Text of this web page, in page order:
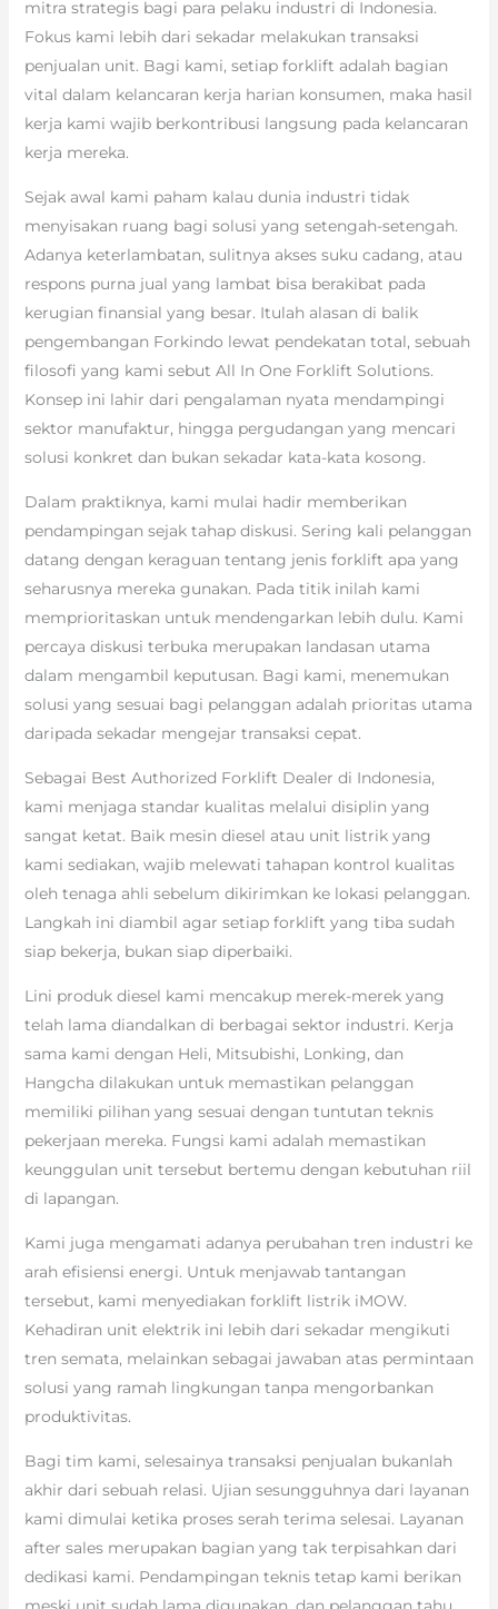
mitra strategis bagi para pelaku industri di Indonesia.
Fokus kami lebih dari sekadar melakukan transaksi
penjualan unit. Bagi kami, setiap forklift adalah bagian
vital dalam kelancaran kerja harian konsumen, maka hasil
kerja kami wajib berkontribusi langsung pada kelancaran
kerja mereka.
Sejak awal kami paham kalau dunia industri tidak
menyisakan ruang bagi solusi yang setengah-setengah.
Adanya keterlambatan, sulitnya akses suku cadang, atau
respons purna jual yang lambat bisa berakibat pada
kerugian finansial yang besar. Itulah alasan di balik
pengembangan Forkindo lewat pendekatan total, sebuah
filosofi yang kami sebut All In One Forklift Solutions.
Konsep ini lahir dari pengalaman nyata mendampingi
sektor manufaktur, hingga pergudangan yang mencari
solusi konkret dan bukan sekadar kata-kata kosong.
Dalam praktiknya, kami mulai hadir memberikan
pendampingan sejak tahap diskusi. Sering kali pelanggan
datang dengan keraguan tentang jenis forklift apa yang
seharusnya mereka gunakan. Pada titik inilah kami
memprioritaskan untuk mendengarkan lebih dulu. Kami
percaya diskusi terbuka merupakan landasan utama
dalam mengambil keputusan. Bagi kami, menemukan
solusi yang sesuai bagi pelanggan adalah prioritas utama
daripada sekadar mengejar transaksi cepat.
Sebagai Best Authorized Forklift Dealer di Indonesia,
kami menjaga standar kualitas melalui disiplin yang
sangat ketat. Baik mesin diesel atau unit listrik yang
kami sediakan, wajib melewati tahapan kontrol kualitas
oleh tenaga ahli sebelum dikirimkan ke lokasi pelanggan.
Langkah ini diambil agar setiap forklift yang tiba sudah
siap bekerja, bukan siap diperbaiki.
Lini produk diesel kami mencakup merek-merek yang
telah lama diandalkan di berbagai sektor industri. Kerja
sama kami dengan Heli, Mitsubishi, Lonking, dan
Hangcha dilakukan untuk memastikan pelanggan
memiliki pilihan yang sesuai dengan tuntutan teknis
pekerjaan mereka. Fungsi kami adalah memastikan
keunggulan unit tersebut bertemu dengan kebutuhan riil
di lapangan.
Kami juga mengamati adanya perubahan tren industri ke
arah efisiensi energi. Untuk menjawab tantangan
tersebut, kami menyediakan forklift listrik iMOW.
Kehadiran unit elektrik ini lebih dari sekadar mengikuti
tren semata, melainkan sebagai jawaban atas permintaan
solusi yang ramah lingkungan tanpa mengorbankan
produktivitas.
Bagi tim kami, selesainya transaksi penjualan bukanlah
akhir dari sebuah relasi. Ujian sesungguhnya dari layanan
kami dimulai ketika proses serah terima selesai. Layanan
after sales merupakan bagian yang tak terpisahkan dari
dedikasi kami. Pendampingan teknis tetap kami berikan